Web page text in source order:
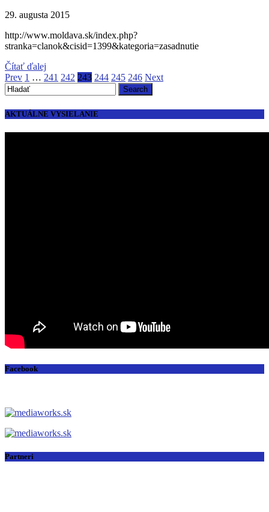
29. augusta 2015
http://www.moldava.sk/index.php?
stranka=clanok&cisid=1399&kategoria=zasadnutie
Čítať ďalej
Prev 1 … 241 242 243 244 245 246 Next
AKTUÁLNE VYSIELANIE
Facebook
Partneri